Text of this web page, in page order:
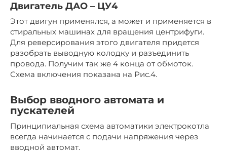
Двигатель ДАО – ЦУ4
Этот двигун применялся, а может и применяется в
стиральных машинах для вращения центрифуги.
Для реверсирования этого двигателя придется
разобрать выводную колодку и разъединить
провода. Получим так же 4 конца от обмоток.
Схема включения показана на Рис.4.
Выбор вводного автомата и
пускателей
Принципиальная схема автоматики электрокотла
всегда начинается с подачи напряжения через
вводной автомат.